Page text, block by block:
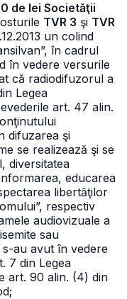
de lei Societăţii
TVR 3 şi TVR
un colind
în cadrul
în vedere versurile
că radiodifuzorul a
Legea
art. 47 alin.
difuzarea şi
se realizează şi se
diversitatea
educarea
libertăţilor
respectiv
audiovizuale a
sau
s-au avut în vedere
7 din Legea
art. 90 alin. (4) din